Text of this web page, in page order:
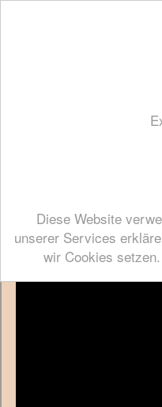
Diese Website
unserer Services
wir Cookies setzen.
WEB-PHP
Seo Link